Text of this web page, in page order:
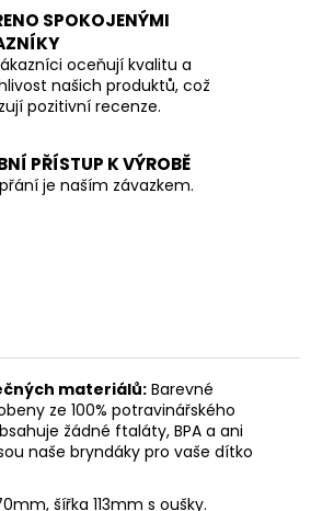
SPOKOJENÝMI
oceňují kvalitu a
našich produktů, což
pozitivní recenze.
PŘÍSTUP K VÝROBĚ
je naším závazkem.
materiálů: Barevné
ze 100% potravinářského
žádné ftaláty, BPA a ani
naše bryndáky pro vaše dítko
šířka 113mm s oušky.